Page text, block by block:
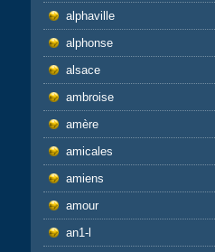
alphaville
alphonse
alsace
ambroise
amère
amicales
amiens
amour
an1-l